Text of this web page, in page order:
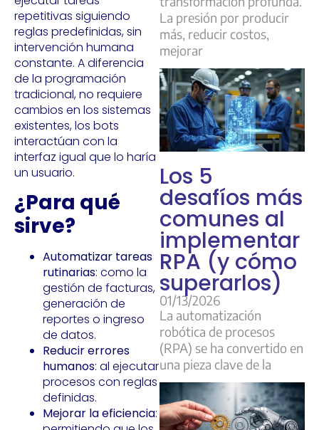
repetitivas siguiendo
reglas predefinidas, sin
intervención humana
constante. A diferencia
de la programación
tradicional, no requiere
cambios en los sistemas
existentes, los bots
interactúan con la
interfaz igual que lo haría
un usuario.
¿Para qué
sirve?
Automatizar tareas
rutinarias: como la
gestión de facturas,
generación de
reportes o ingreso
de datos.
Reducir errores
humanos: al ejecutar
procesos con reglas
definidas.
Mejorar la eficiencia:
La presión por producir
más, reducir costos,
mejorar
Los 5
desafíos más
comunes al
implementar
RPA (y cómo
superarlos)
01/13/2026
La automatización
robótica de procesos
(RPA) se ha convertido en
una pieza clave de la